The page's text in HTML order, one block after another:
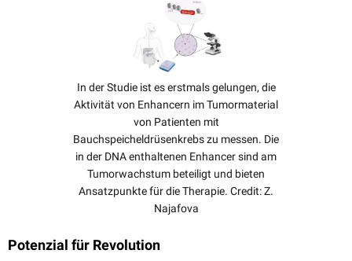
In der Studie ist es erstmals gelungen, die
Aktivität von Enhancern im Tumormaterial
von Patienten mit
Bauchspeicheldrüsenkrebs zu messen. Die
in der DNA enthaltenen Enhancer sind am
Tumorwachstum beteiligt und bieten
Ansatzpunkte für die Therapie. Credit: Z.
Najafova
Potenzial für Revolution